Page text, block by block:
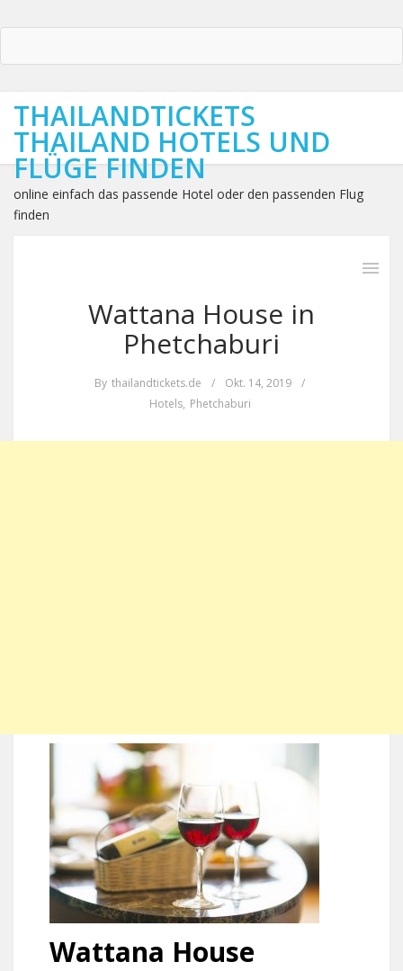
THAILANDTICKETS
THAILAND HOTELS UND
FLÜGE FINDEN
online einfach das passende Hotel oder den passenden Flug
finden
Wattana House in
Phetchaburi
By thailandtickets.de / Okt. 14, 2019
/
Hotels, Phetchaburi
Wattana House